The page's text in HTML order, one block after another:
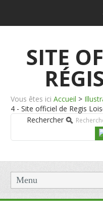
SITE
Vous êtes ici Accueil >
4 - Site officiel de Regis
Rechercher
Menu